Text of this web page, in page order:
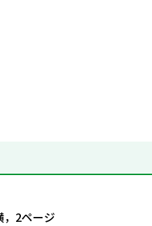
，2ページ